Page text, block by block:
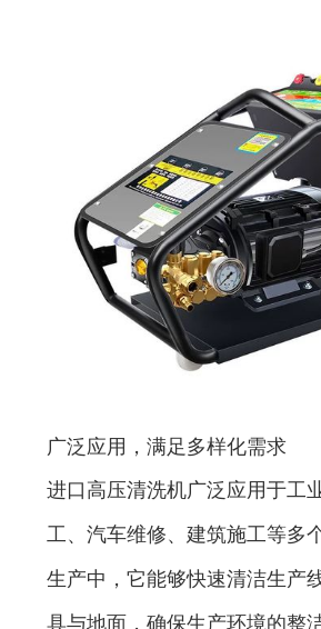
广泛应用，满足多样化需求
进口高压清洗机广泛应用于工
工、汽车维修、建筑施工等多
生产中，它能够快速清洁生产
具与地面，确保生产环境的整